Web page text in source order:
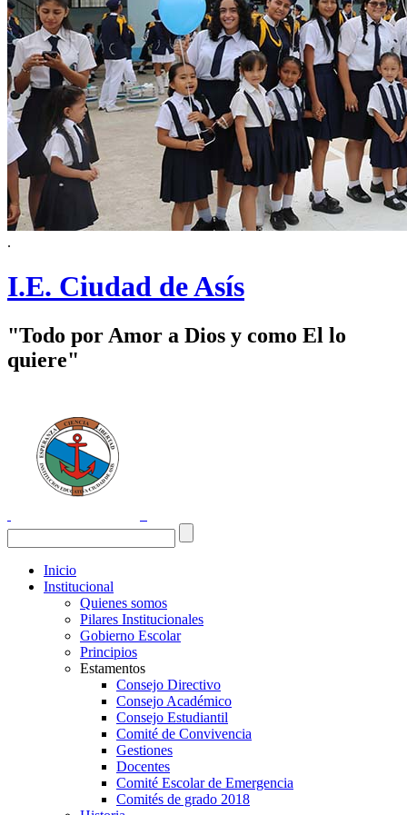
.
I.E. Ciudad de Asís
"Todo por Amor a Dios y como El lo
quiere"
Inicio
Institucional
Quienes somos
Pilares Institucionales
Gobierno Escolar
Principios
Estamentos
Consejo Directivo
Consejo Académico
Consejo Estudiantil
Comité de Convivencia
Gestiones
Docentes
Comité Escolar de Emergencia
Comités de grado 2018